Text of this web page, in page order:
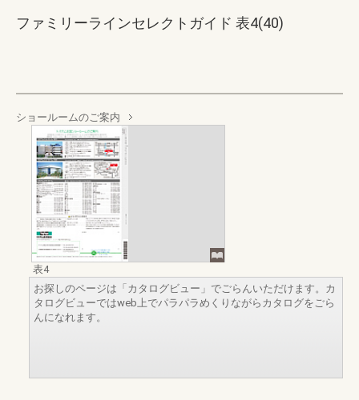
ファミリーラインセレクトガイド 表4(40)
ショールームのご案内
表4
お探しのページは「カタログビュー」でごらんいただけます。カ
タログビューではweb上でパラパラめくりながらカタログをごら
んになれます。